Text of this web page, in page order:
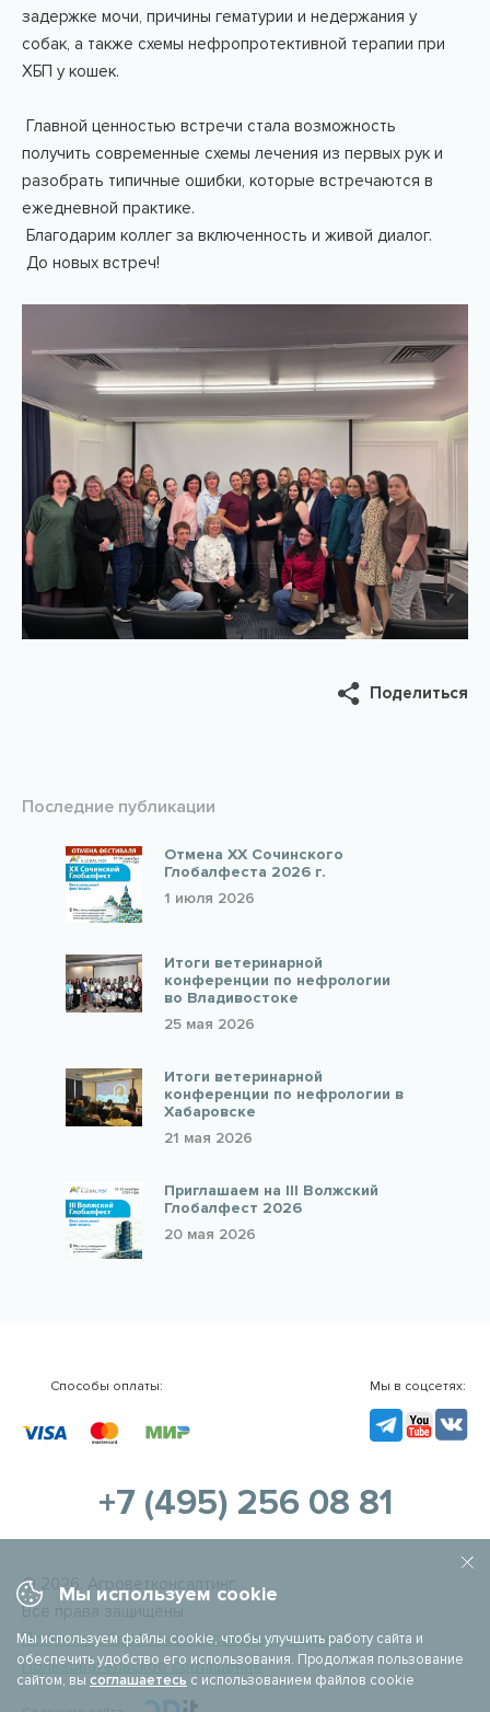
задержке мочи, причины гематурии и недержания у
собак, а также схемы нефропротективной терапии при
ХБП у кошек.
Главной ценностью встречи стала возможность
получить современные схемы лечения из первых рук и
разобрать типичные ошибки, которые встречаются в
ежедневной практике.
Благодарим коллег за включенность и живой диалог.
До новых встреч!
Поделиться
Последние публикации
Отмена XX Сочинского
Глобалфеста 2026 г.
1 июля 2026
Итоги ветеринарной
конференции по нефрологии
во Владивостоке
25 мая 2026
Итоги ветеринарной
конференции по нефрологии в
Хабаровске
21 мая 2026
Приглашаем на III Волжский
Глобалфест 2026
20 мая 2026
Способы оплаты: Мы в соцсетях:
TG YouTube
VK
+7 (495) 256 08 81
© 2026. Агроветконсалтинг.
Все права защищены.
Политика обработки персональных данных
Пользовательское соглашение
Мы используем cookie
Мы используем файлы cookie, чтобы улучшить работу сайта и
обеспечить удобство его использования. Продолжая пользование
сайтом, вы соглашаетесь с использованием файлов cookie